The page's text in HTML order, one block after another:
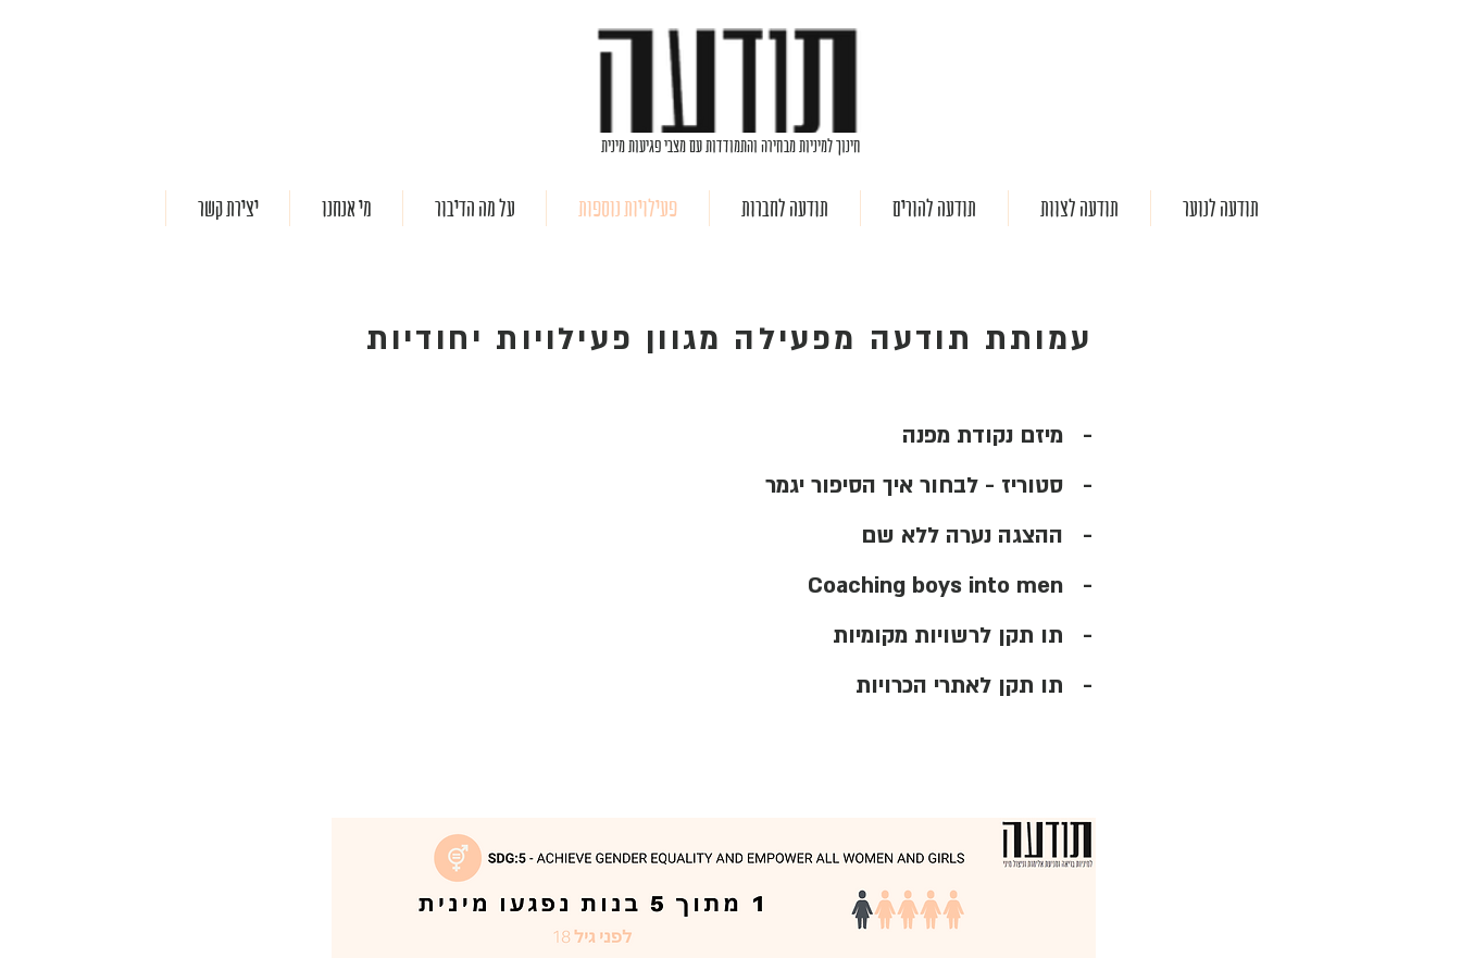
חינוך למיניות מבחירה והתמודדות עם מצבי פגיעות מינית
תודעה לנוער תודעה לצוות תודעה להורים תודעה לחברות פעילויות נוספות על מה הדיבור מי אנחנו יצירת קשר
עמותת תודעה מפעילה מגוון פעילויות יחודיות
- מיזם נקודת מפנה
- סטוריז - לבחור איך הסיפור יגמר
- ההצגה נערה ללא שם
- Coaching boys into men
- תו תקן לרשויות מקומיות
- תו תקן לאתרי הכרויות